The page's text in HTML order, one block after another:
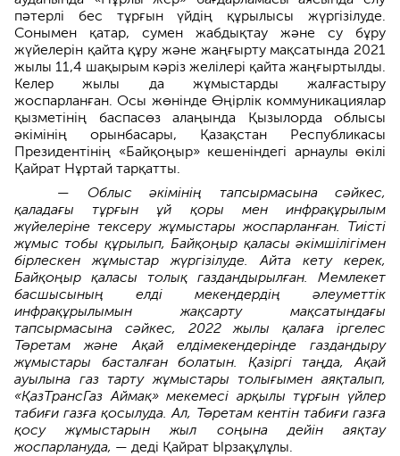
пәтерлі бес тұрғын үйдің құрылысы жүргізілуде.
Сонымен қатар, сумен жабдықтау және су бұру
жүйелерін қайта құру және жаңғырту мақсатында 2021
жылы 11,4 шақырым кәріз желілері қайта жаңғыртылды.
Келер жылы да жұмыстарды жалғастыру
жоспарланған. Осы жөнінде Өңірлік коммуникациялар
қызметінің баспасөз алаңында Қызылорда облысы
әкімінің орынбасары, Қазақстан Республикасы
Президентінің «Байқоңыр» кешеніндегі арнаулы өкілі
Қайрат Нұртай тарқатты.
— Облыс әкімінің тапсырмасына сәйкес,
қаладағы тұрғын ұй қоры мен инфрақұрылым
жүйелеріне тексеру жұмыстары жоспарланған. Тиісті
жұмыс тобы құрылып, Байқоңыр қаласы әкімшілігімен
бірлескен жұмыстар жүргізілуде. Айта кету керек,
Байқоңыр қаласы толық газдандырылған. Мемлекет
басшысының елді мекендердің әлеуметтік
инфрақұрылымын жақсарту мақсатындағы
тапсырмасына сәйкес, 2022 жылы қалаға іргелес
Төретам және Ақай елдімекендерінде газдандыру
жұмыстары басталған болатын. Қазіргі таңда, Ақай
ауылына газ тарту жұмыстары толығымен аяқталып,
«ҚазТрансГаз Аймақ» мекемесі арқылы тұрғын үйлер
табиғи газға қосылуда. Ал, Төретам кентін табиғи газға
қосу жұмыстарын жыл соңына дейін аяқтау
жоспарлануда, — деді Қайрат Ырзақұлұлы.